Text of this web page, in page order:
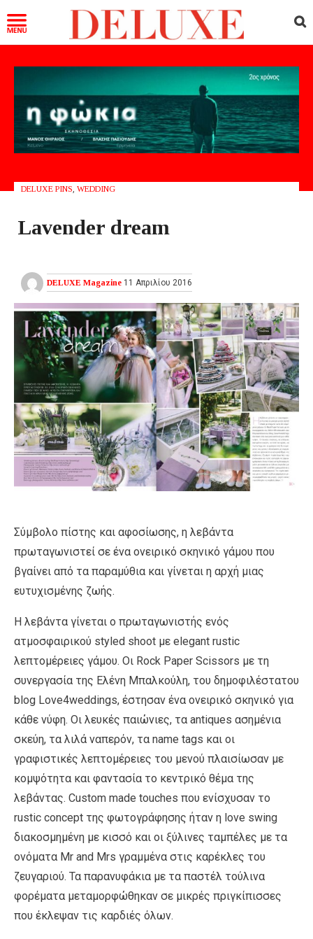
DELUXE PINS WEDDING
Lavender dream
DELUXE Magazine 11 Απριλίου 2016
Σύμβολο πίστης και αφοσίωσης, η λεβάντα
πρωταγωνιστεί σε ένα ονειρικό σκηνικό γάμου που
βγαίνει από τα παραμύθια και γίνεται η αρχή μιας
ευτυχισμένης ζωής.
H λεβάντα γίνεται ο πρωταγωνιστής ενός
ατμοσφαιρικού styled shoot με elegant rustic
λεπτομέρειες γάμου. Οι Rock Paper Scissors με τη
συνεργασία της Ελένη Μπαλκούλη, του δημοφιλέστατου
blog Love4weddings, έστησαν ένα ονειρικό σκηνικό για
κάθε νύφη. Οι λευκές παιώνιες, τα antiques ασημένια
σκεύη, τα λιλά ναπερόν, τα name tags και οι
γραφιστικές λεπτομέρειες του μενού πλαισίωσαν με
κομψότητα και φαντασία το κεντρικό θέμα της
λεβάντας. Custom made touches που ενίσχυσαν το
rustic concept της φωτογράφησης ήταν η love swing
διακοσμημένη με κισσό και οι ξύλινες ταμπέλες με τα
ονόματα Μr and Mrs γραμμένα στις καρέκλες του
ζευγαριού. Τα παρανυφάκια με τα παστέλ τούλινα
φορέματα μεταμορφώθηκαν σε μικρές πριγκίπισσες
που έκλεψαν τις καρδιές όλων.